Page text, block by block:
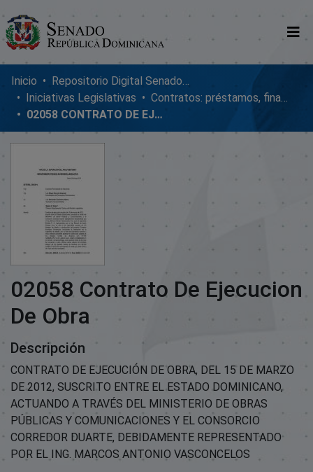
Comunidades
Glosario
Nosotros
Inicio
Repositorio Digital SenadoRD
Iniciativas Legislativas
Contratos: préstamos, financiamientos, ejecución y adendum
02058 CONTRATO DE EJECUCION DE OBRA
02058 Contrato De Ejecucion
De Obra
Descripción
CONTRATO DE EJECUCIÓN DE OBRA, DEL 15 DE MARZO
DE 2012, SUSCRITO ENTRE EL ESTADO DOMINICANO,
ACTUANDO A TRAVÉS DEL MINISTERIO DE OBRAS
PÚBLICAS Y COMUNICACIONES Y EL CONSORCIO
CORREDOR DUARTE, DEBIDAMENTE REPRESENTADO
POR EL ING. MARCOS ANTONIO VASCONCELOS